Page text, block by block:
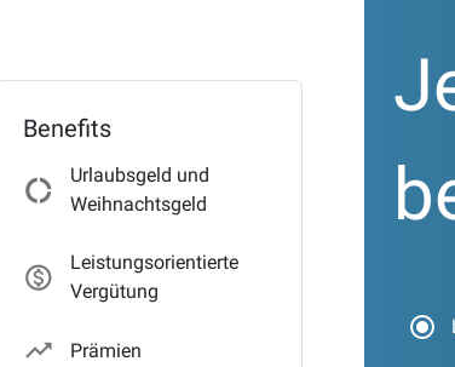
Benefits
donut_large
Urlaubsgeld und
Weihnachtsgeld
monetization_on_outlined
Leistungsorientierte
Vergütung
trending_up_outlined
Prämien